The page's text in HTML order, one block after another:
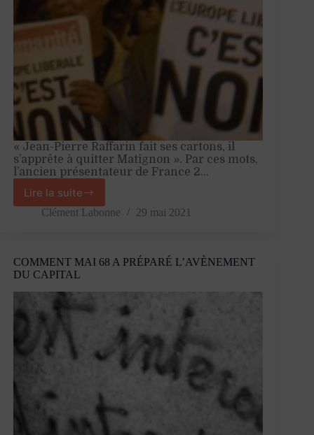
« Jean-Pierre Raffarin fait ses cartons, il
s’apprête à quitter Matignon ». Par ces mots,
l’ancien présentateur de France 2…
Lire la suite
Le
jour
a
dit
« non »
européenne
Clément Labonne 29 mai 2021
COMMENT MAI 68 A PRÉPARÉ L’AVÈNEMENT
DU CAPITAL